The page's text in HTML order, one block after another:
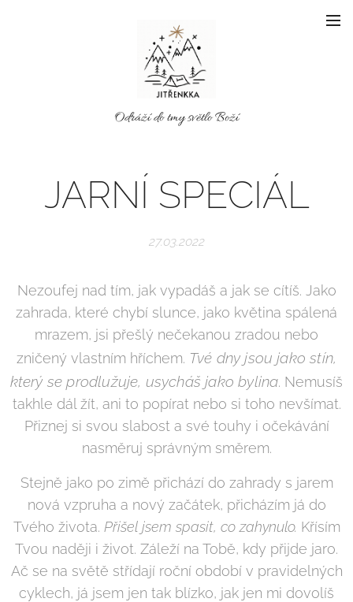
Odráží do tmy světlo Boží
JARNÍ SPECIÁL
27.03.2022
Nezoufej nad tím, jak vypadáš a jak se cítíš. Jako
zahrada, které chybí slunce, jako květina spálená
mrazem, jsi přešlý nečekanou zradou nebo
zničený vlastním hříchem. Tvé dny jsou jako stín,
který se prodlužuje, usycháš jako bylina. Nemusíš
takhle dál žít, ani to popírat nebo si toho nevšímat.
Přiznej si svou slabost a své touhy i očekávání
nasměruj správným směrem.
Stejně jako po zimě přichází do zahrady s jarem
nová vzpruha a nový začátek, přicházím já do
Tvého života. Přišel jsem spasit, co zahynulo. Křísím
Tvou naději i život. Záleží na Tobě, kdy přijde jaro.
Ač se na světě střídají roční období v pravidelných
cyklech, já jsem jen tak blízko, jak jen mi dovolíš